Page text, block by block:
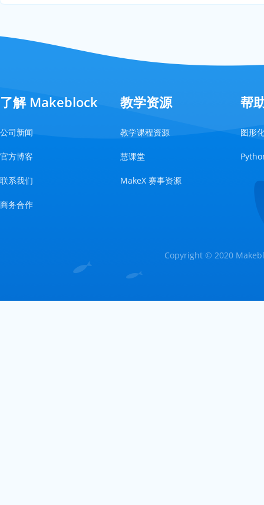
了解 Makeblock
公司新闻
官方博客
联系我们
商务合作
教学资源
教学课程资源
慧课堂
MakeX 赛事资源
帮
图形
Copyright © 2020